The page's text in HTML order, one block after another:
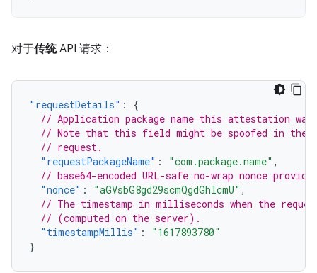
对于传统API 请求：
"requestDetails" :
{
// Application package name this attestation
// Note that this field might be spoofed in the
// request.
"requestPackageName" : "com.package.name" ,
// base64-encoded URL-safe no-wrap nonce
"nonce" : "aGVsbG8gd29scmQgdGhlcmU" ,
// The timestamp in milliseconds when the request
// (computed on the server).
"timestampMillis" :
"1617893780"
}